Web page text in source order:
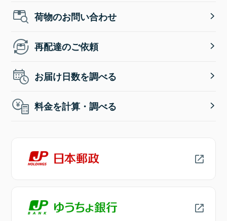
荷物のお問い合わせ
再配達のご依頼
お届け日数を調べる
料金を計算・調べる